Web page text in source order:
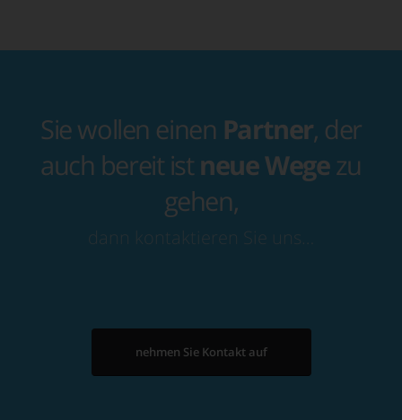
Sie wollen einen Partner, der
auch bereit ist neue Wegezu
gehen,
dann kontaktieren Sie uns…
nehmen Sie Kontakt auf